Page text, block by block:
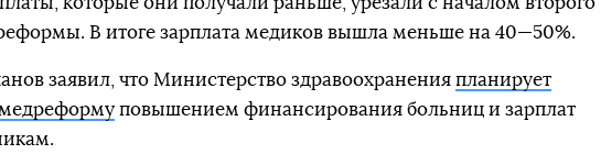
В итоге зарплата медиков вышла меньше на 40—50%.
заявил, что Министерство здравоохранения планирует
повышением финансирования больниц и зарплат